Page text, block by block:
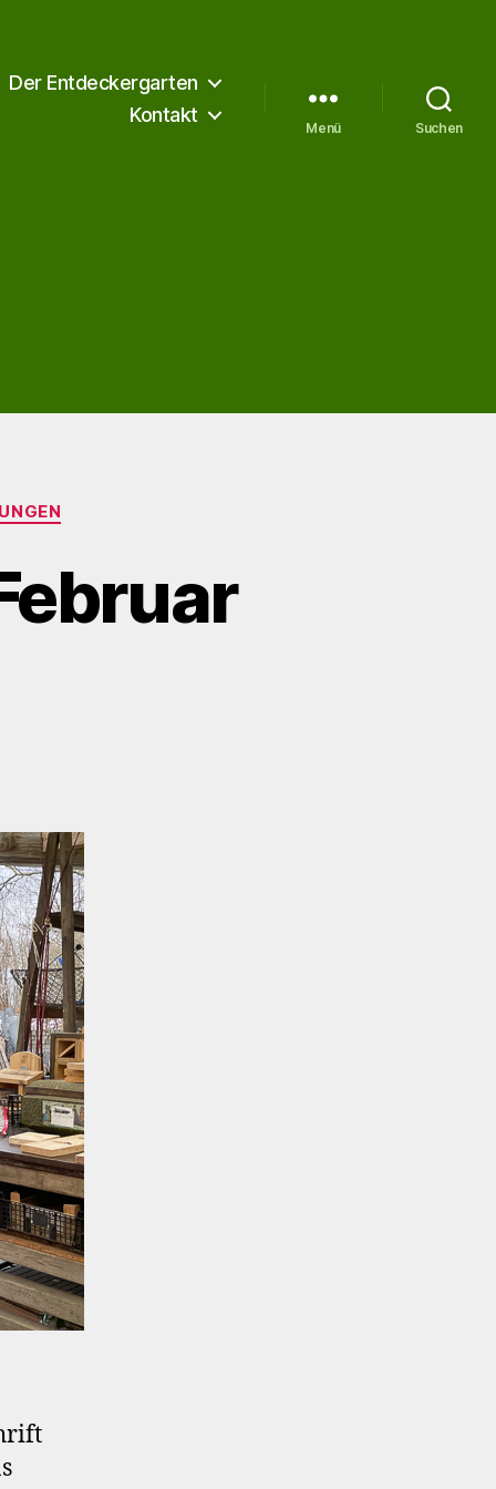
Der Entdeckergarten
Kontakt
Menü Suchen